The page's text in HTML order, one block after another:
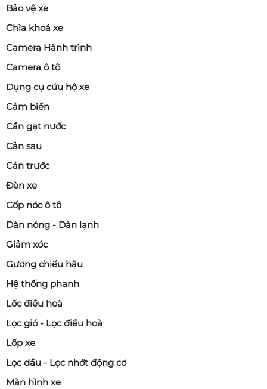
Bảo vệ xe
Chìa khoá xe
Camera Hành trình
Camera ô tô
Dụng cụ cứu hộ xe
Cảm biến
Cần gạt nước
Cản sau
Cản trước
Đèn xe
Cốp nóc ô tô
Dàn nóng - Dàn lạnh
Giảm xóc
Gương chiếu hậu
Hệ thống phanh
Lốc điều hoà
Lọc gió - Lọc điều hoà
Lốp xe
Lọc dầu - Lọc nhớt động cơ
Màn hình xe